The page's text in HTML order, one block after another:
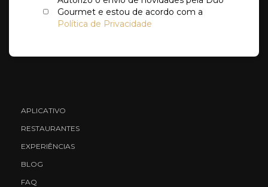
Gourmet e estou de acordo com a
Política de Privacidade
APLICATIVO
RESTAURANTES
EXPERIÊNCIAS
BLOG
FAQ